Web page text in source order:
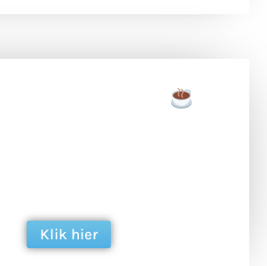
Klik hier